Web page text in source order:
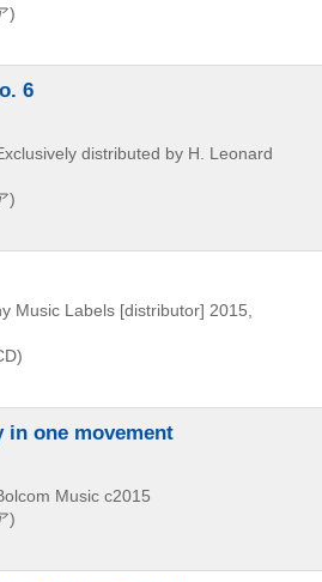
)
6
distributed by H. Leonard
)
Music Labels [distributor] 2015,
in one movement
Music c2015
)